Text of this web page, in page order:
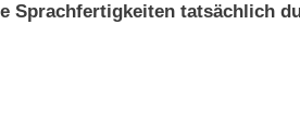
Sprachfertigkeiten tatsächlich